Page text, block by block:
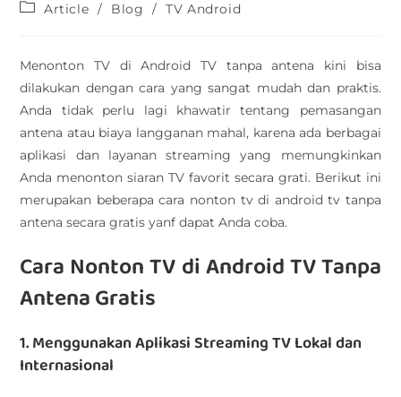
Article / Blog / TV Android
Menonton TV di Android TV tanpa antena kini bisa
dilakukan dengan cara yang sangat mudah dan praktis.
Anda tidak perlu lagi khawatir tentang pemasangan
antena atau biaya langganan mahal, karena ada berbagai
aplikasi dan layanan streaming yang memungkinkan
Anda menonton siaran TV favorit secara grati. Berikut ini
merupakan beberapa cara nonton tv di android tv tanpa
antena secara gratis yanf dapat Anda coba.
Cara Nonton TV di Android TV Tanpa
Antena Gratis
1. Menggunakan Aplikasi Streaming TV Lokal dan
Internasional